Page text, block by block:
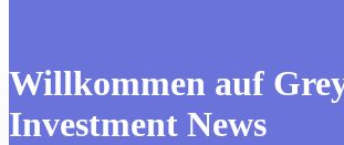
Willkommen auf
Investment News